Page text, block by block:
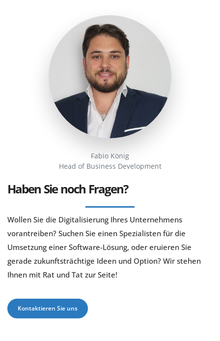
Fabio König
Head of Business Development
Haben Sie noch Fragen?
Wollen Sie die Digitalisierung Ihres Unternehmens
vorantreiben? Suchen Sie einen Spezialisten für die
Umsetzung einer Software-Lösung, oder eruieren Sie
gerade zukunftsträchtige Ideen und Option? Wir stehen
Ihnen mit Rat und Tat zur Seite!
Kontaktieren Sie uns